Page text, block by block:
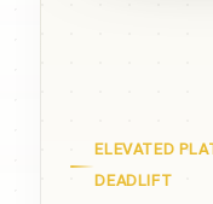
ELEVATED
DEADLIFT